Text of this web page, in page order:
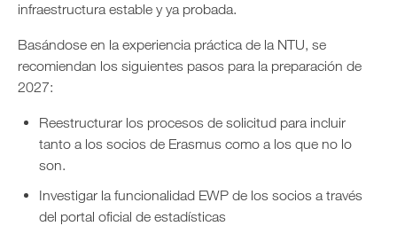
infraestructura estable y ya probada.
Basándose en la experiencia práctica de la NTU, se
recomiendan los siguientes pasos para la preparación de
2027:
Reestructurar los procesos de solicitud para incluir
tanto a los socios de Erasmus como a los que no lo
son.
Investigar la funcionalidad EWP de los socios a través
del portal oficial de estadísticas